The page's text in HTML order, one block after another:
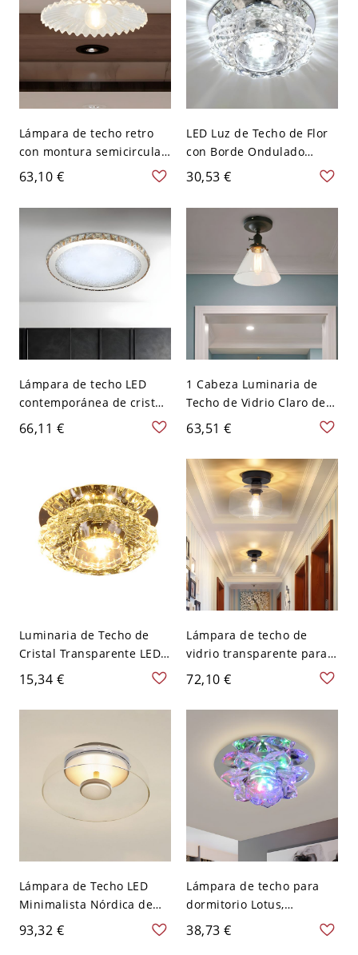
Lámpara de techo retro
con montura semicircular
para 1 bombilla y cristal
acanalado transparente
63,10 €
LED Luz de Techo de Flor
con Borde Ondulado
Luminaria de Techo
Simplista de Cristal
Transparente - 110 A 120
V Transparente Blanco
30,53 €
Lámpara de techo LED
contemporánea de cristal
claro con montaje
empotrado redondo en
66,11 €
1 Cabeza Luminaria de
Techo de Vidrio Claro de
Cono Semi Plafón
Industrial para Pasillo -
Transparente 110 A 120 V
63,51 €
Luminaria de Techo de
Cristal Transparente LED
Luz de Techo Moderna de
Cono para Pasillo -
Transparente 110 A 120 V
15,34 €
Lámpara de techo de
vidrio transparente para
tambor, montaje
empotrado de pasillo de 1
cabeza en negro
72,10 €
Lámpara de Techo LED
Minimalista Nórdica de
Vidrio - Transparente 110
A 120 V Luz cálida
93,32 €
Lámpara de techo para
dormitorio Lotus,
minimalista, con cristal
biselado claro y luz LED
38,73 €